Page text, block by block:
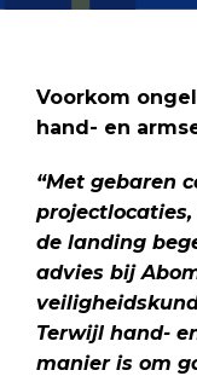
Voorkom
hand- en
“Met gebaren
de landing
advies bij
Terwijl hand-
manier is om